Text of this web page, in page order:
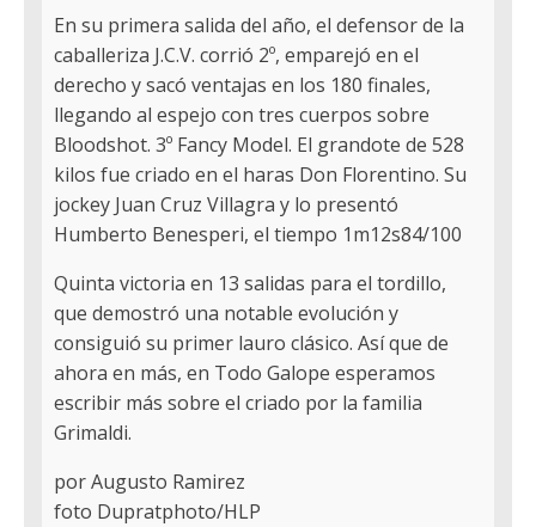
En su primera salida del año, el defensor de la
caballeriza J.C.V. corrió 2º, emparejó en el
derecho y sacó ventajas en los 180 finales,
llegando al espejo con tres cuerpos sobre
Bloodshot. 3º Fancy Model. El grandote de 528
kilos fue criado en el haras Don Florentino. Su
jockey Juan Cruz Villagra y lo presentó
Humberto Benesperi, el tiempo 1m12s84/100
Quinta victoria en 13 salidas para el tordillo,
que demostró una notable evolución y
consiguió su primer lauro clásico. Así que de
ahora en más, en Todo Galope esperamos
escribir más sobre el criado por la familia
Grimaldi.
por Augusto Ramirez
foto Dupratphoto/HLP